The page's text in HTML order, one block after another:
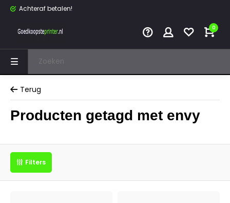
Achteraf betalen!
0
Terug
Producten getagd met envy
Filters